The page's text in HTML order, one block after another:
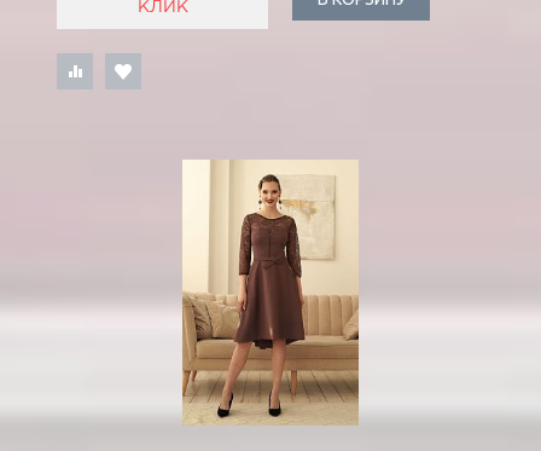
КЛИК